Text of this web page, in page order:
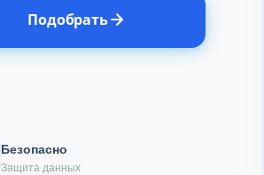
Подобрать
Безопасно
Защита данных